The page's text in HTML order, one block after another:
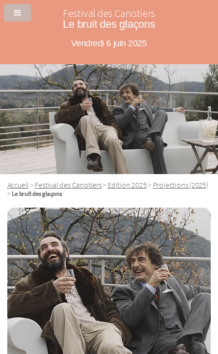
Festival des Canotiers
Le bruit des glaçons
Vendredi 6 juin 2025
Accueil >Festival des Canotiers> Edition 2025> Projections (2025)
>Le bruit des glaçons